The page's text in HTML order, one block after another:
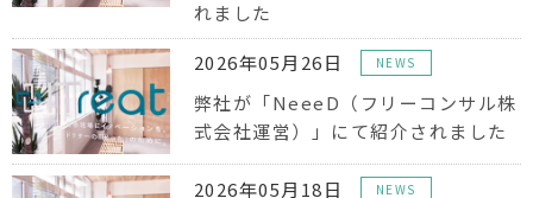
れました
2026年05月26日 NEWS
弊社が「NeeeD（フリーコンサル株
式会社運営）」にて紹介されました
2026年05月18日 NEWS